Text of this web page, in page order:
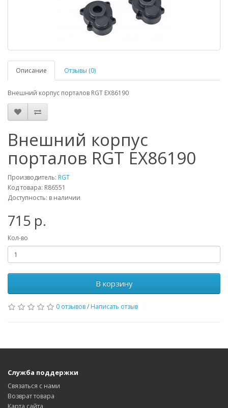
Описание Отзывы (0)
Внешний корпус порталов RGT EX86190
Внешний корпус
порталов RGT EX86190
Производитель: RGT
Код товара: R86551
Доступность: в наличии
715 р.
Кол-во
В корзину
0 отзывов/ Написать отзыв
Служба поддержки
Связаться с нами
Возврат товара
Карта сайта